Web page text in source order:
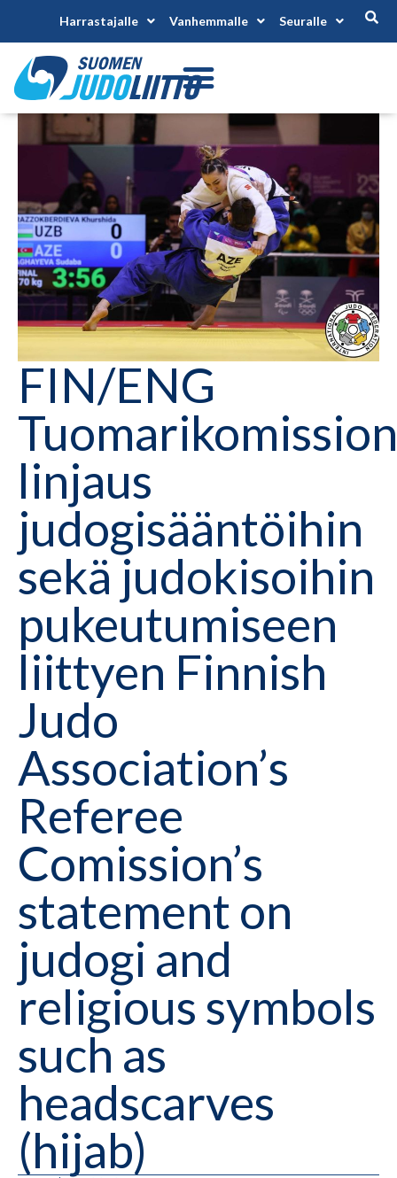
Harrastajalle Vanhemmalle Seuralle
FIN/ENG
Tuomarikomission
linjaus
judogisääntöihin
sekä judokisoihin
pukeutumiseen
liittyen Finnish
Judo
Association’s
Referee
Comission’s
statement on
judogi and
religious symbols
such as
headscarves
(hijab)